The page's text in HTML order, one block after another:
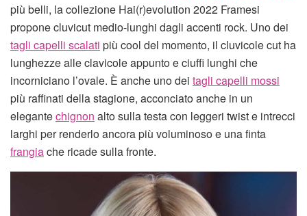
più belli, la collezione Hai(r)evolution 2022 Framesi
propone cluvicut medio-lunghi dagli accenti rock. Uno dei
tagli capelli scalati più cool del momento, il cluvicole cut ha
lunghezze alle clavicole appunto e ciuffi lunghi che
incorniciano l’ovale. È anche uno dei tagli capelli mossi
più raffinati della stagione, acconciato anche in un
elegantechignon alto sulla testa con leggeri twist e intrecci
larghi per renderlo ancora più voluminoso e una finta
frangiache ricade sulla fronte.